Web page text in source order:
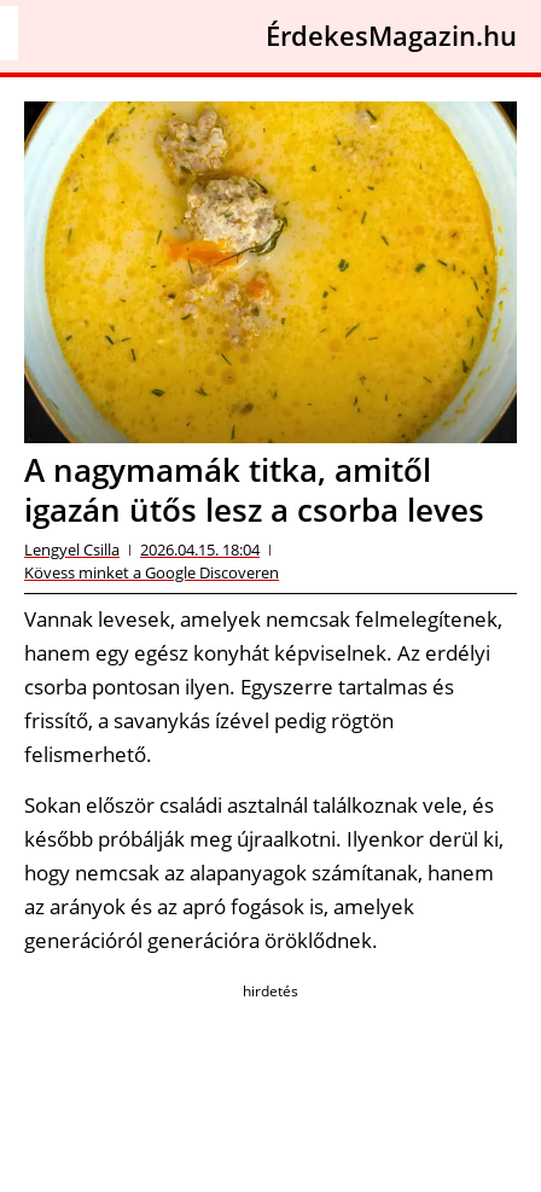
ÉrdekesMagazin.hu
A nagymamák titka, amitől
igazán ütős lesz a csorba leves
Lengyel Csilla
2026.04.15. 18:04
Kövess minket a Google Discoveren
Vannak levesek, amelyek nemcsak felmelegítenek,
hanem egy egész konyhát képviselnek. Az erdélyi
csorba pontosan ilyen. Egyszerre tartalmas és
frissítő, a savanykás ízével pedig rögtön
felismerhető.
Sokan először családi asztalnál találkoznak vele, és
később próbálják meg újraalkotni. Ilyenkor derül ki,
hogy nemcsak az alapanyagok számítanak, hanem
az arányok és az apró fogások is, amelyek
generációról generációra öröklődnek.
hirdetés